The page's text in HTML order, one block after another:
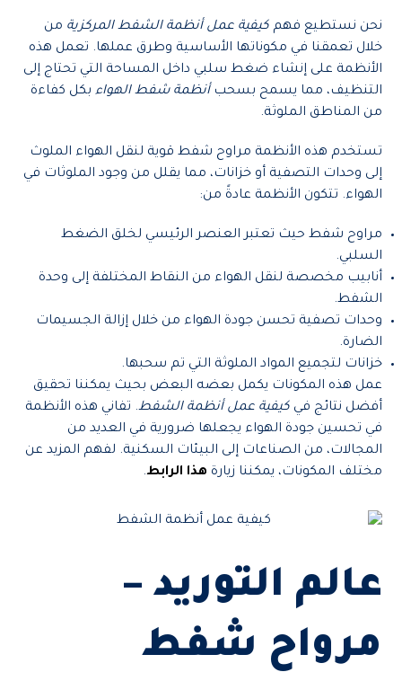
نحن نستطيع فهمكيفية عمل أنظمة الشفط المركزية من
خلال تعمقنا في مكوناتها الأساسية وطرق عملها. تعمل هذه
الأنظمة على إنشاء ضغط سلبي داخل المساحة التي تحتاج إلى
التنظيف، مما يسمح بسحبأنظمة شفط الهواء بكل كفاءة
من المناطق الملوثة.
تستخدم هذه الأنظمة مراوح شفط قوية لنقل الهواء الملوث
إلى وحدات التصفية أو خزانات، مما يقلل من وجود الملوثات في
الهواء. تتكون الأنظمة عادةً من:
مراوح شفط حيث تعتبر العنصر الرئيسي لخلق الضغط
السلبي.
أنابيب مخصصة لنقل الهواء من النقاط المختلفة إلى وحدة
الشفط.
وحدات تصفية تحسن جودة الهواء من خلال إزالة الجسيمات
الضارة.
خزانات لتجميع المواد الملوثة التي تم سحبها.
عمل هذه المكونات يكمل بعضه البعض بحيث يمكننا تحقيق
أفضل نتائج فيكيفية عمل أنظمة الشفط. تفاني هذه الأنظمة
في تحسين جودة الهواء يجعلها ضرورية في العديد من
المجالات، من الصناعات إلى البيئات السكنية. لفهم المزيد عن
مختلف المكونات، يمكننا زيارة هذا الرابط.
عالم التوريد –
مرواح شفط